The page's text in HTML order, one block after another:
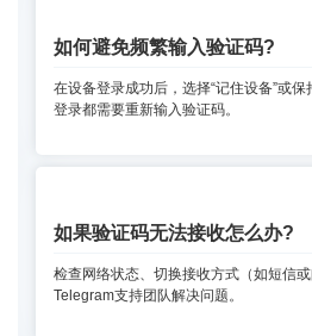
如何避免频繁输入验证码?
在设备登录成功后，选择“记住设备”或
登录都需要重新输入验证码。
如果验证码无法接收怎么办?
检查网络状态、切换接收方式（如短信
Telegram支持团队解决问题。